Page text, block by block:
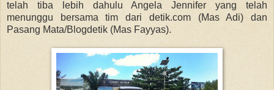
telah tiba lebih dahulu Angela Jennifer yang telah
menunggu bersama tim dari detik.com (Mas Adi) dan
Pasang Mata/Blogdetik (Mas Fayyas).